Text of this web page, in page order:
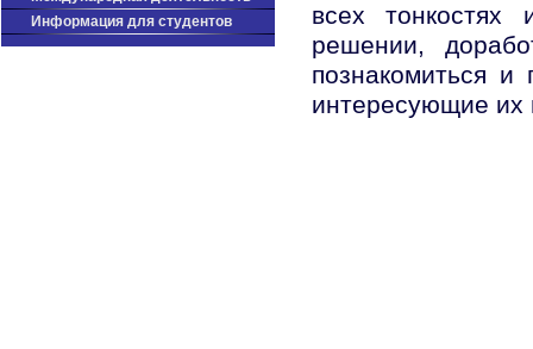
Информация для студентов
всех тонкостях
решении,
познакомиться и
интересующие их